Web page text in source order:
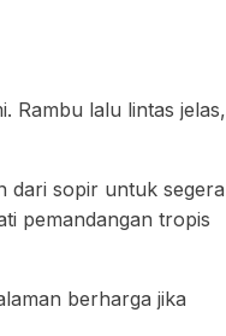
Rambu lalu lintas jelas,
dari sopir untuk segera
pemandangan tropis
berharga jika